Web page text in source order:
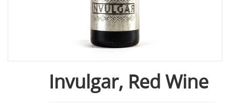
Invulgar, Red Wine